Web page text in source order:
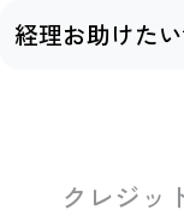
経理お助けた
クレジッ